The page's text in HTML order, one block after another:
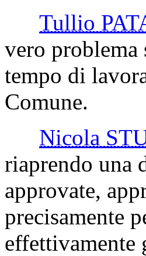
Tullio
vero problema
tempo di
Comune.
Nicola
riaprendo una
approvate,
precisamente
effettivamente